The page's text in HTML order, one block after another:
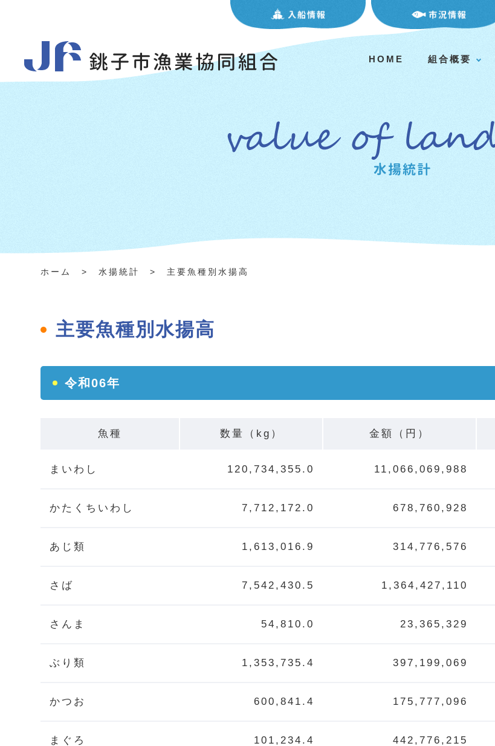
HOME 組合概要
ホーム > 水揚統計 > 主要魚種別水揚高
主要魚種別水揚高
令和06年
魚種 数量（kg） 金額（円）
まいわし 120,734,355.0 11,066,069,988
かたくちいわし 7,712,172.0 678,760,928
あじ類 1,613,016.9 314,776,576
さば 7,542,430.5 1,364,427,110
さんま 54,810.0 23,365,329
ぶり類 1,353,735.4 397,199,069
かつお 600,841.4 175,777,096
まぐろ 101,234.4 442,776,215